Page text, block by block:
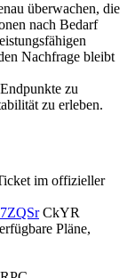
überwachen, die
nach Bedarf
Nachfrage bleibt
zu
zu erleben.
im offizieller
CkYR
Pläne,